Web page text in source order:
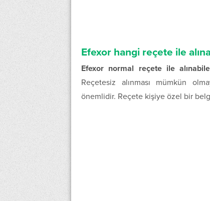
Efexor hangi reçete ile
Efexor normal reçete ile
Reçetesiz alınması mümkün
önemlidir. Reçete kişiye özel bir